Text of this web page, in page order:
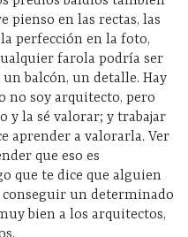
pienso en las rectas, las
perfección en la foto,
farola podría ser
balcón, un detalle. Hay
no soy arquitecto, pero
y la sé valorar; y trabajar
aprender a valorarla. Ver
que eso es
que te dice que alguien
un determinado
bien a los arquitectos,